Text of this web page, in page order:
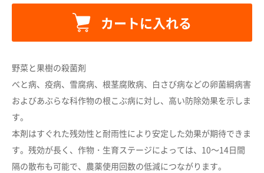
カートに入れる
カートに追加しました。
野菜と果樹の殺菌剤
べと病、疫病、雪腐病、根茎腐敗病、白さび病などの卵菌綱病害
およびあぶらな科作物の根こぶ病に対し、高い防除効果を示しま
す。
本剤はすぐれた残効性と耐雨性により安定した効果が期待できま
す。残効が長く、作物・生育ステージによっては、10～14日間
隔の散布も可能で、農薬使用回数の低減につながります。